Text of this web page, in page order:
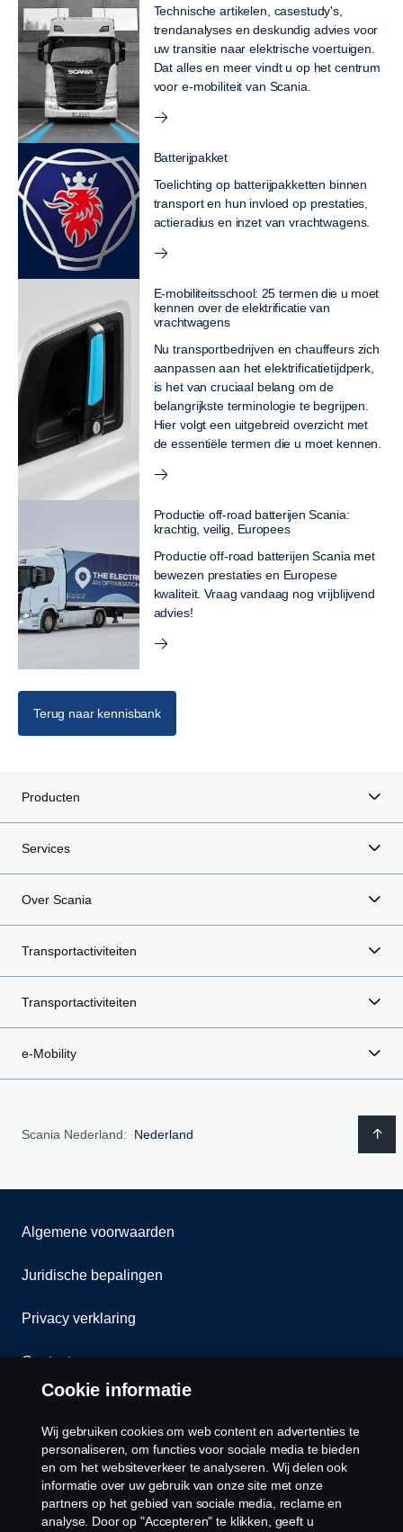
Technische artikelen, casestudy's,
trendanalyses en deskundig advies voor
uw transitie naar elektrische voertuigen.
Dat alles en meer vindt u op het centrum
voor e-mobiliteit van Scania.
Batterijpakket
Toelichting op batterijpakketten binnen
transport en hun invloed op prestaties,
actieradius en inzet van vrachtwagens.
E-mobiliteitsschool: 25 termen die u moet
kennen over de elektrificatie van
vrachtwagens
Nu transportbedrijven en chauffeurs zich
aanpassen aan het elektrificatietijdperk,
is het van cruciaal belang om de
belangrijkste terminologie te begrijpen.
Hier volgt een uitgebreid overzicht met
de essentiële termen die u moet kennen.
Productie off-road batterijen Scania:
krachtig, veilig, Europees
Productie off-road batterijen Scania met
bewezen prestaties en Europese
kwaliteit. Vraag vandaag nog vrijblijvend
advies!
Terug naar kennisbank
Producten
Services
Over Scania
Transportactiviteiten
Transportactiviteiten
e-Mobility
Scania Nederland: Nederland
Algemene voorwaarden
Juridische bepalingen
Privacy verklaring
Contact
Cookiebeleid
Cookies
Cookie informatie
Wij gebruiken cookies om web content en advertenties te
personaliseren, om functies voor sociale media te bieden
en om het websiteverkeer te analyseren. Wij delen ook
informatie over uw gebruik van onze site met onze
partners op het gebied van sociale media, reclame en
analyse. Door op "Accepteren" te klikken, geeft u